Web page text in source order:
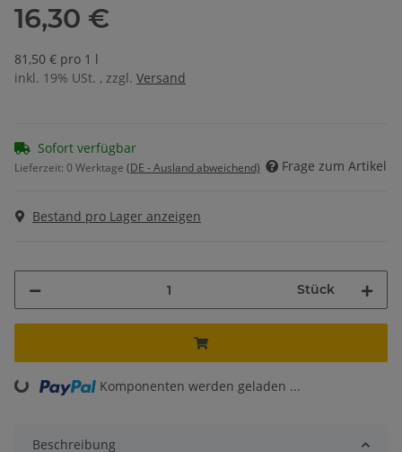
16,30 €
81,50 € pro 1 l
inkl. 19% USt. , zzgl. Versand
Sofort verfügbar
Lieferzeit: 0 Werktage (DE - Ausland abweichend) Frage zum Artikel
Bestand pro Lager anzeigen
Stück
Loading... Komponenten werden geladen ...
Beschreibung